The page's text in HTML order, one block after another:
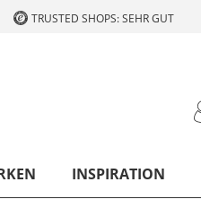
TRUSTED SHOPS: SEHR GUT
INSPIRATION